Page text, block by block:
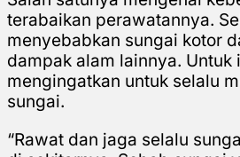
terabaikan perawatannya.
menyebabkan sungai kotor
dampak alam lainnya. Untuk
mengingatkan untuk selalu
sungai.
“Rawat dan jaga selalu